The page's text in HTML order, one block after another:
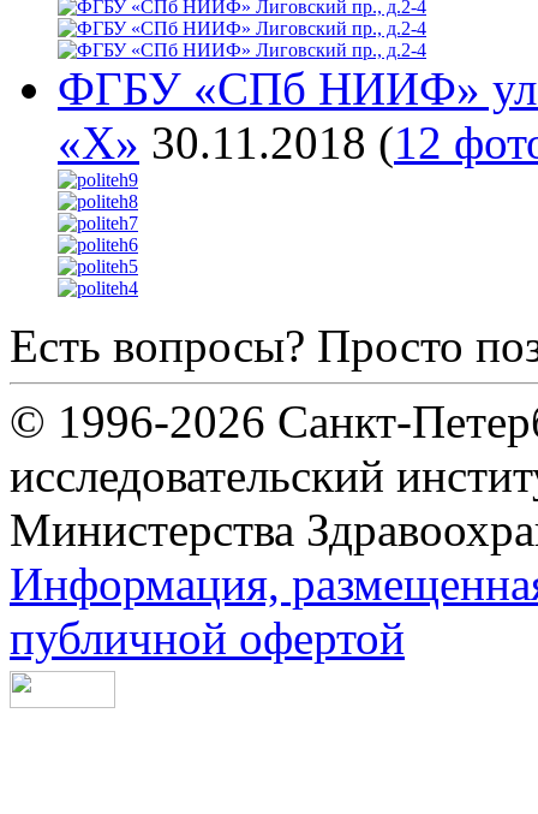
ФГБУ «СПб НИИФ»
«Х» 30.11.2018 (12
Есть вопросы? Просто
© 1996-2026 Санкт-
исследовательский
Министерства
Информация,
публичной офертой